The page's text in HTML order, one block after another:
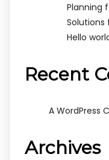
Planning
Solutions
Hello
Recent
A WordPress
Archives